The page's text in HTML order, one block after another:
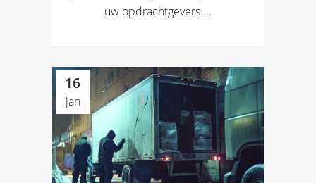
uw opdrachtgevers....
16
jan